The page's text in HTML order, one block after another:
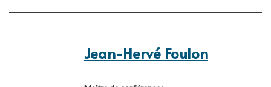
Jean-Hervé Foulon